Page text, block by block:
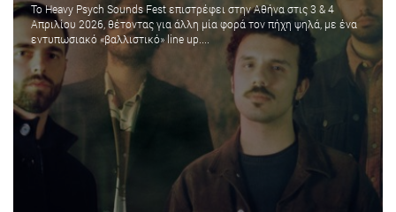
Το Heavy Psych Sounds Fest επιστρέφει στην Αθήνα στις 3 & 4
Απριλίου 2026, θέτοντας για άλλη μία φορά τον πήχη ψηλά, με ένα
εντυπωσιακό «βαλλιστικό» line up....